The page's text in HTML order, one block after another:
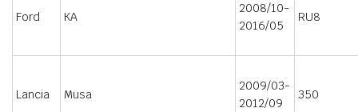
Ford KA
2008/10-
2016/05
RU8
Lancia Musa
2009/03-
2012/09
350